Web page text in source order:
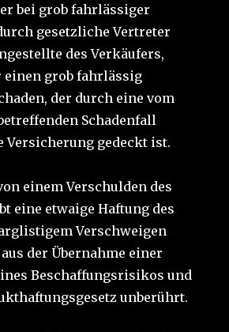
bei grob fahrlässiger
gesetzliche Vertreter
des Verkäufers,
grob fahrlässig
der durch eine vom
Schadenfall
Versicherung gedeckt ist.
einem Verschulden des
eine etwaige Haftung des
Verschweigen
der Übernahme einer
Beschaffungsrisikos und
unberührt.